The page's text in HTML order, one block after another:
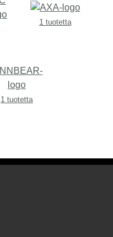
1 tuotetta
1 tuotetta